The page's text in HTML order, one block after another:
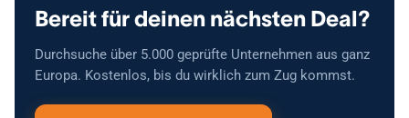
Bereit für deinen nächsten Deal?
Durchsuche über 5.000 geprüfte Unternehmen aus ganz
Europa. Kostenlos, bis du wirklich zum Zug kommst.